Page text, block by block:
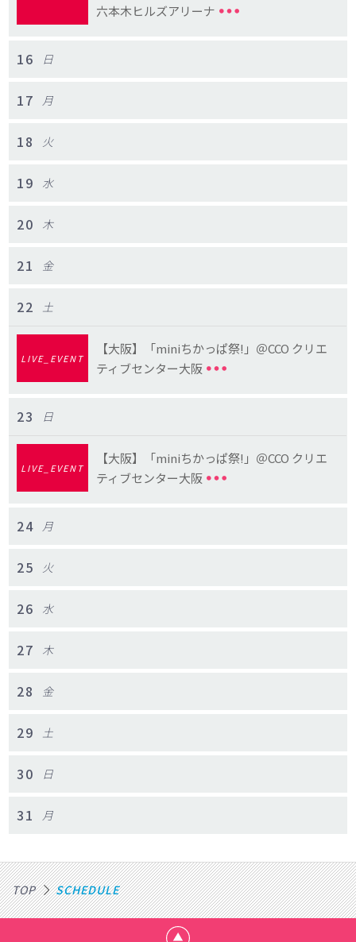
六本木ヒルズアリーナ
16 日
17 月
18 火
19 水
20 木
21 金
22 土
LIVE_EVENT
【大阪】「miniちかっぱ祭!」＠CCO クリエ
ティブセンター⼤阪
23 日
LIVE_EVENT
【大阪】「miniちかっぱ祭!」＠CCO クリエ
ティブセンター⼤阪
24 月
25 火
26 水
27 木
28 金
29 土
30 日
31 月
TOP SCHEDULE